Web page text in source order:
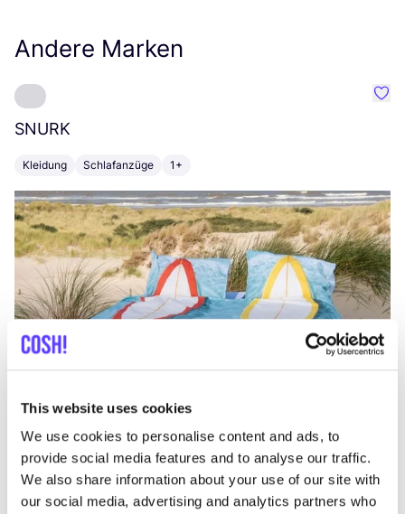
This website uses cookies
We use cookies to personalise content and ads, to
provide social media features and to analyse our traffic.
We also share information about your use of our site with
our social media, advertising and analytics partners who
Andere Marken
SNURK
Kleidung Schlafanzüge 1+